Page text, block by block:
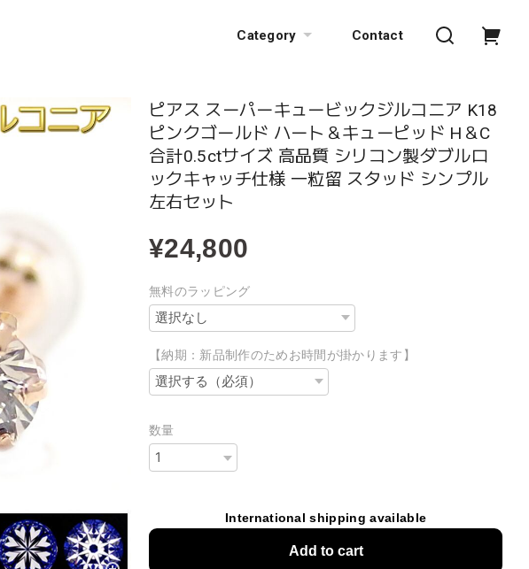
Category Contact
ピアス スーパーキュービックジルコニア K18
ピンクゴールド ハート＆キューピッド H＆C
合計0.5ctサイズ 高品質 シリコン製ダブルロ
ックキャッチ仕様 一粒留 スタッド シンプル
左右セット
¥24,800
無料のラッピング
【納期：新品制作のためお時間が掛かります】
数量
International shipping available
Add to cart